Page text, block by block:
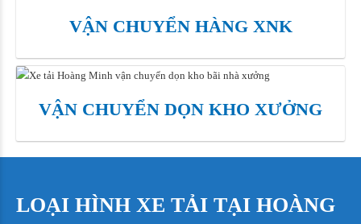
VẬN CHUYỂN HÀNG XNK
VẬN CHUYỂN DỌN KHO XƯỞNG
LOẠI HÌNH XE TẢI TẠI HOÀNG